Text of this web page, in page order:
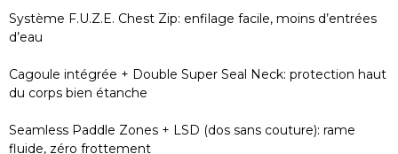
Système F.U.Z.E. Chest Zip: enfilage facile, moins d’entrées
d’eau
Cagoule intégrée + Double Super Seal Neck: protection haut
du corps bien étanche
Seamless Paddle Zones + LSD (dos sans couture): rame
fluide, zéro frottement